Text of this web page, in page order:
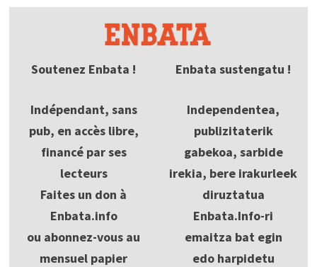
Soutenez Enbata !
Indépendant, sans
pub, en accès libre,
financé par ses
lecteurs
Faites un don à
Enbata.info
ou abonnez-vous au
mensuel papier
Enbata sustengatu !
Independentea,
publizitaterik
gabekoa, sarbide
irekia, bere irakurleek
diruztatua
Enbata.Info-ri
emaitza bat egin
edo harpidetu